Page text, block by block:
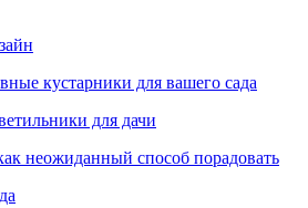
кустарники для вашего сада
для дачи
неожиданный способ порадовать